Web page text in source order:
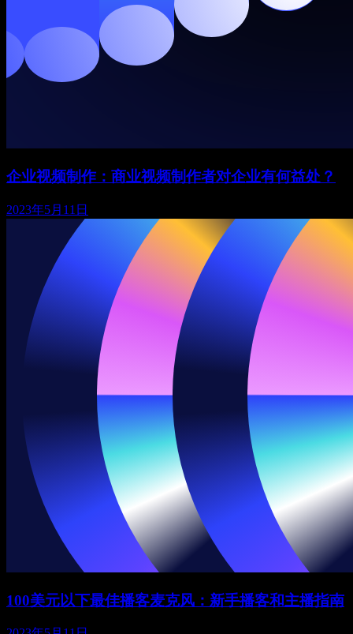
企业视频制作：商业视频制作者对企业有何益处？
2023年5月11日
100美元以下最佳播客麦克风：新手播客和主播指南